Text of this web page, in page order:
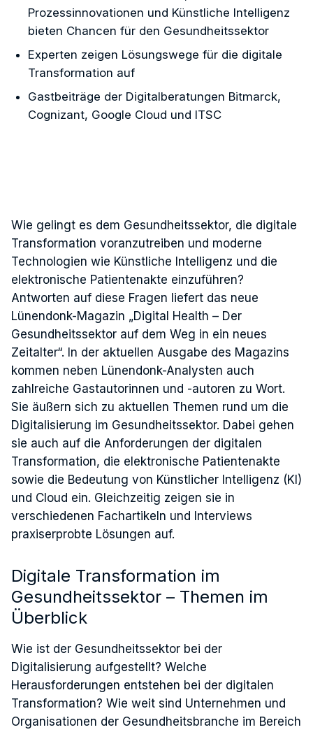
Prozessinnovationen und Künstliche Intelligenz
bieten Chancen für den Gesundheitssektor
Experten zeigen Lösungswege für die digitale
Transformation auf
Gastbeiträge der Digitalberatungen Bitmarck,
Cognizant, Google Cloud und ITSC
Wie gelingt es dem Gesundheitssektor, die digitale
Transformation voranzutreiben und moderne
Technologien wie Künstliche Intelligenz und die
elektronische Patientenakte einzuführen?
Antworten auf diese Fragen liefert das neue
Lünendonk-Magazin „Digital Health – Der
Gesundheitssektor auf dem Weg in ein neues
Zeitalter“. In der aktuellen Ausgabe des Magazins
kommen neben Lünendonk-Analysten auch
zahlreiche Gastautorinnen und -autoren zu Wort.
Sie äußern sich zu aktuellen Themen rund um die
Digitalisierung im Gesundheitssektor. Dabei gehen
sie auch auf die Anforderungen der digitalen
Transformation, die elektronische Patientenakte
sowie die Bedeutung von Künstlicher Intelligenz (KI)
und Cloud ein. Gleichzeitig zeigen sie in
verschiedenen Fachartikeln und Interviews
praxiserprobte Lösungen auf.
Digitale Transformation im
Gesundheitssektor – Themen im
Überblick
Wie ist der Gesundheitssektor bei der
Digitalisierung aufgestellt? Welche
Herausforderungen entstehen bei der digitalen
Transformation? Wie weit sind Unternehmen und
Organisationen der Gesundheitsbranche im Bereich